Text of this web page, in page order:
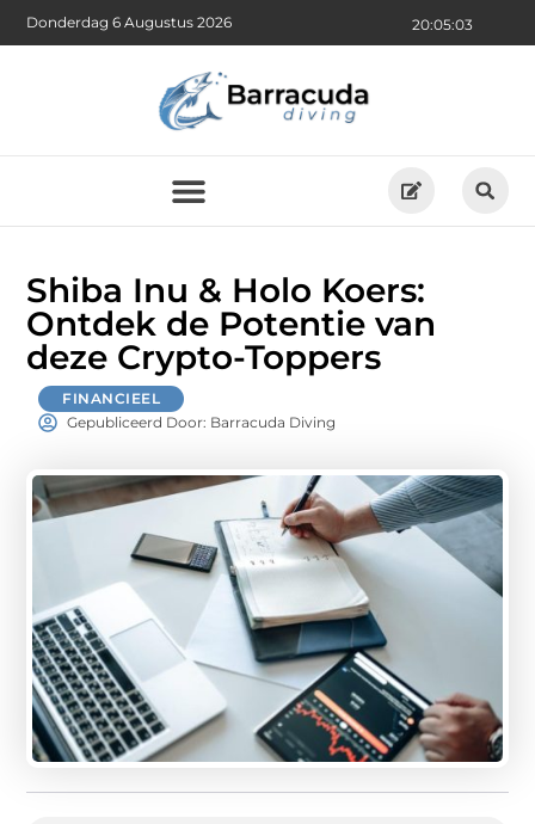
20:05:04
Donderdag 6 Augustus 2026
Shiba Inu & Holo Koers:
Ontdek de Potentie van
deze Crypto-Toppers
FINANCIEEL
Gepubliceerd Door: Barracuda Diving